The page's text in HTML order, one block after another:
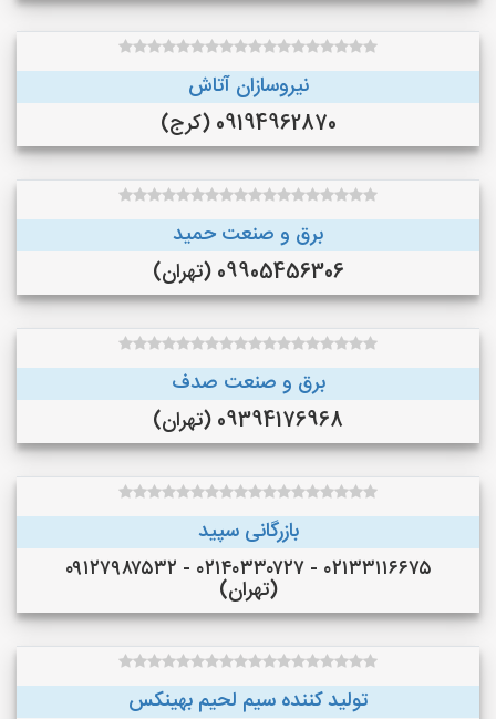
نیروسازان آتاش
09194962870 (کرج)
برق و صنعت حمید
09905456306 (تهران)
برق و صنعت صدف
09394176968 (تهران)
بازرگانی سپید
۰۲۱۳۳۱۱۶۶۷۵ - ۰۲۱۴۰۳۳۰۷۲۷ - ۰۹۱۲۷۹۸۷۵۳۲
(تهران)
تولید کننده سیم لحیم بهینکس